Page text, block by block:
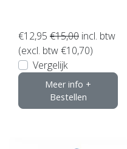
€12,95 €15,00 incl. btw
(excl. btw €10,70)
Vergelijk
Meer info +
Bestellen